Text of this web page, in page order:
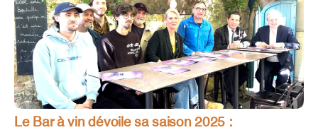
Le Bar à vin dévoile sa saison 2025 :